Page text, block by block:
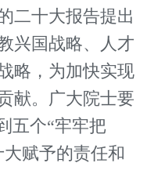
二十大报告提出
兴国战略、人才
略，为加快实现
献。广大院士要
五个“牢牢把
赋予的责任和